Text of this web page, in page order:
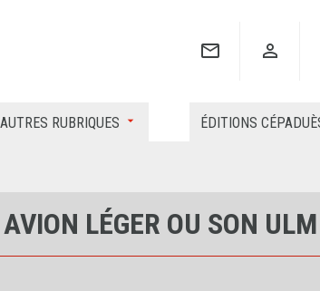
 
RUBRIQUES ÉDITIONS
LÉGER OU SON ULM